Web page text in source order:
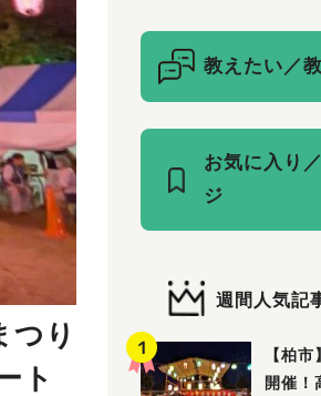
つり
ト
教えたい／
お気に入り
ジ
週間人気記
【柏
開催！